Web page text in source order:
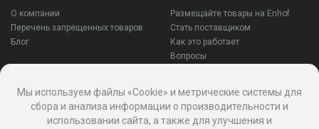
О компании
Перечень запрещенных товаров
Блог
Размещайте товары на Enhof
Стать поставщиком
Как это работает
Вопросы
Заказчикам
Аккаунт
Ваши запросы
Оставайся на связи
Мы используем файлы «Cookie» и метрические системы для
сбора и анализа информации о производительности и
использовании сайта, а также для улучшения и